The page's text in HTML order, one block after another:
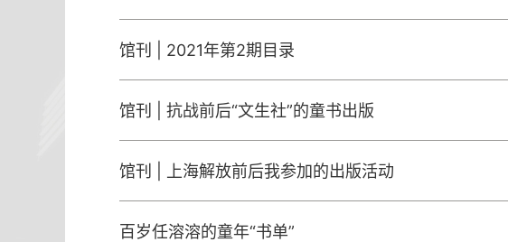
馆刊 | 2021年第2期目录
馆刊 | 抗战前后“文生社”的童书出版
馆刊 | 上海解放前后我参加的出版活动
百岁任溶溶的童年“书单”